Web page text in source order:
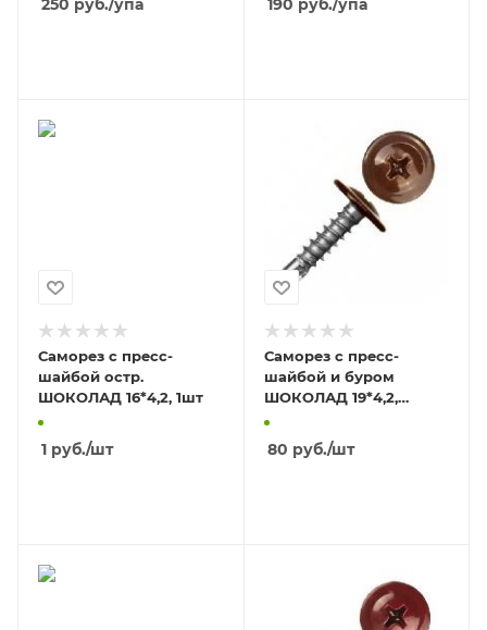
Саморез с пресс-
шайбой остр.
ШОКОЛАД 16*4,2, 1шт
1 руб./шт
Саморез с пресс-
шайбой и буром
ШОКОЛАД 19*4,2,
(100шт)
80 руб./шт